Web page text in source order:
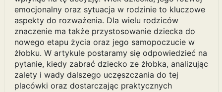
emocjonalny oraz sytuacja w rodzinie to kluczowe
aspekty do rozważenia. Dla wielu rodziców
znaczenie ma także przystosowanie dziecka do
nowego etapu życia oraz jego samopoczucie w
żłobku. W artykule postaramy się odpowiedzieć na
pytanie, kiedy zabrać dziecko ze żłobka, analizując
zalety i wady dalszego uczęszczania do tej
placówki oraz dostarczając praktycznych